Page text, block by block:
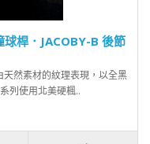
桿．JACOBY-B 後節
天然素材的紋理表現，以全黑
列使用北美硬楓..